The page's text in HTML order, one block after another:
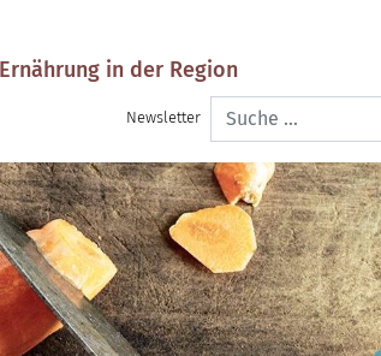
in der Region
Newsletter
Suche
nach: